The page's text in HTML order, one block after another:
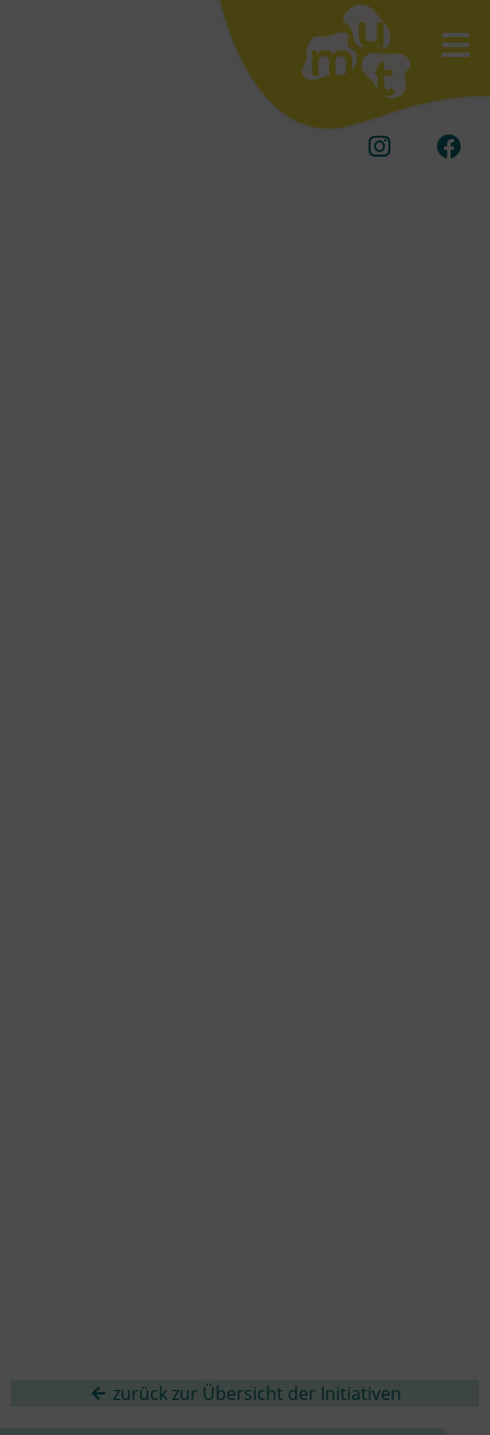
zurück zur Übersicht der Initiativen